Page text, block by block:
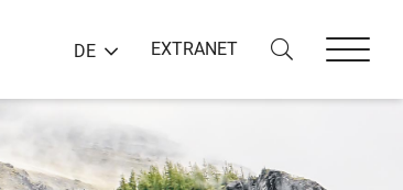
DE EXTRANET